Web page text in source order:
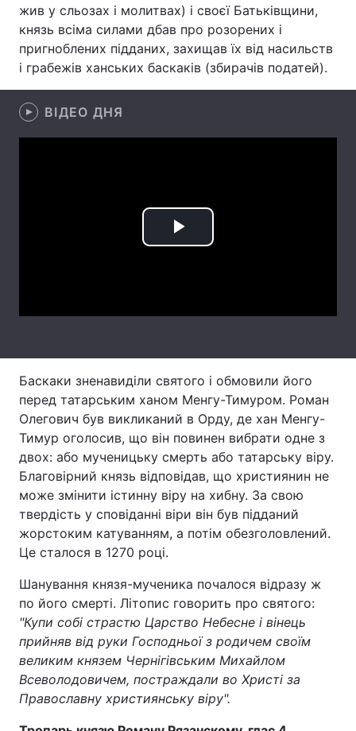
Здоров'я
Цікавинки Погода
Екологія Регіони
Думки
Вакансії
Послуги
Тема оформлення
жив у сльозах і молитвах) і своєї Батьківщини,
князь всіма силами дбав про розорених і
пригноблених підданих, захищав їх від насильств
і грабежів ханських баскаків (збирачів податей).
ВІДЕО ДНЯ
Play
Баскаки зненавиділи святого і обмовили його
перед татарським ханом Менгу-Тимуром. Роман
Олегович був викликаний в Орду, де хан Менгу-
Тимур оголосив, що він повинен вибрати одне з
двох: або мученицьку смерть або татарську віру.
Благовірний князь відповідав, що християнин не
може змінити істинну віру на хибну. За свою
твердість у сповіданні віри він був підданий
жорстоким катуванням, а потім обезголовлений.
Це сталося в 1270 році.
Шанування князя-мученика почалося відразу ж
по його смерті. Літопис говорить про святого:
"Купи собі страстю Царство Небесне і вінець
прийняв від руки Господньої з родичем своїм
великим князем Чернігівським Михайлом
Всеволодовичем, постраждали во Христі за
Православну християнську віру".